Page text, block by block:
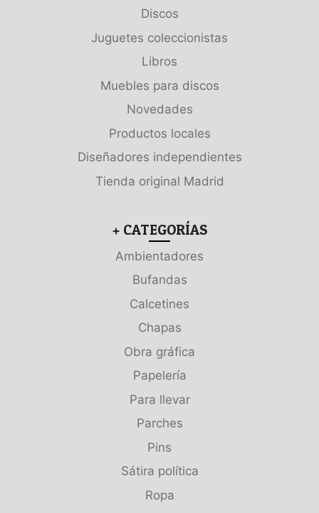
Discos
Juguetes coleccionistas
Libros
Muebles para discos
Novedades
Productos locales
Diseñadores independientes
Tienda original Madrid
+ CATEGORÍAS
Ambientadores
Bufandas
Calcetines
Chapas
Obra gráfica
Papelería
Para llevar
Parches
Pins
Sátira política
Ropa